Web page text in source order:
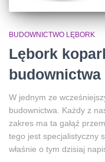
BUDOWNICTWO LĘBORK
Lębork
budownictwa
W jednym ze
budownictwa. Każdy z
zakres ma ta gałąź
tego jest specjalistyczny
właśnie o tym dzisiaj